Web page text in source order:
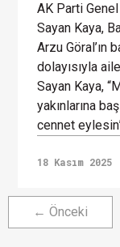
AK Parti Genel
Sayan Kaya,
Arzu Göral’ın
dolayısıyla
Sayan Kaya,
yakınlarına
cennet
18 Kasım 2025
← Önceki